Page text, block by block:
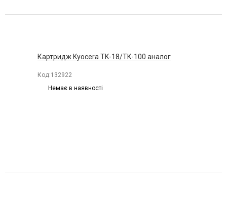
Код:132922
Немає в наявності
Картридж Kyocera TK-18/TK-100 аналог